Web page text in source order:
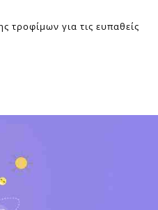
τροφίμων για τις ευπαθείς